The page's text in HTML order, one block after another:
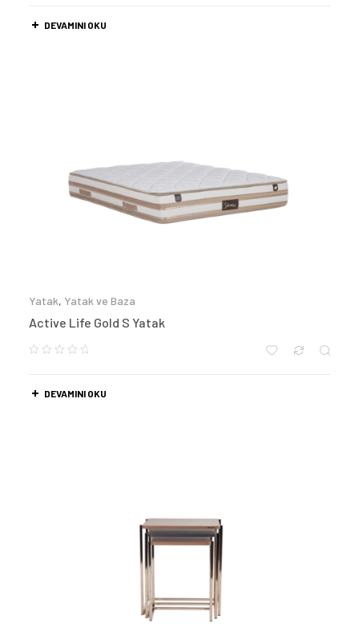
DEVAMINI OKU
Yatak, Yatak ve Baza
Active Life Gold S Yatak
DEVAMINI OKU